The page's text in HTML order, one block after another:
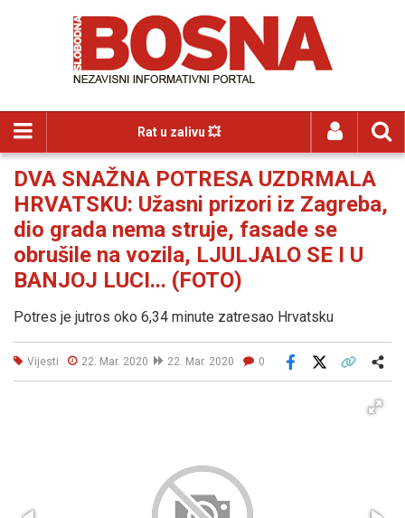
Rat u zalivu 💥
DVA SNAŽNA POTRESA UZDRMALA
HRVATSKU: Užasni prizori iz Zagreba,
dio grada nema struje, fasade se
obrušile na vozila, LJULJALO SE I U
BANJOJ LUCI... (FOTO)
Potres je jutros oko 6,34 minute zatresao Hrvatsku
Vijesti 22. Mar. 2020 22. Mar. 2020 0
Facebook